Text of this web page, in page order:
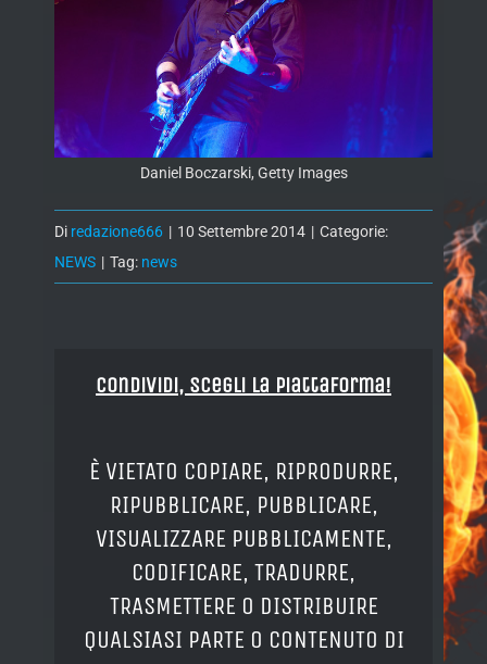
Daniel Boczarski, Getty Images
Di redazione666 | 10 Settembre 2014 | Categorie:
NEWS | Tag: news
Condividi, Scegli la piattaforma!
È VIETATO COPIARE, RIPRODURRE,
RIPUBBLICARE, PUBBLICARE,
VISUALIZZARE PUBBLICAMENTE,
CODIFICARE, TRADURRE,
TRASMETTERE O DISTRIBUIRE
QUALSIASI PARTE O CONTENUTO DI